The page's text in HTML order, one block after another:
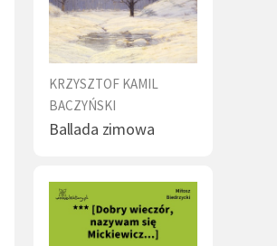
KRZYSZTOF KAMIL
BACZYŃSKI
Ballada zimowa